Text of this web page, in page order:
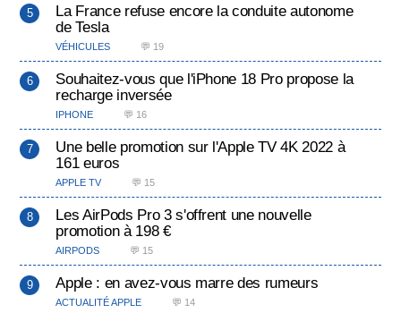
La France refuse encore la conduite autonome
de Tesla
VÉHICULES 💬 19
Souhaitez-vous que l'iPhone 18 Pro propose la
recharge inversée
IPHONE 💬 16
Une belle promotion sur l'Apple TV 4K 2022 à
161 euros
APPLE TV 💬 15
Les AirPods Pro 3 s'offrent une nouvelle
promotion à 198 €
AIRPODS 💬 15
Apple : en avez-vous marre des rumeurs
ACTUALITÉ APPLE 💬 14